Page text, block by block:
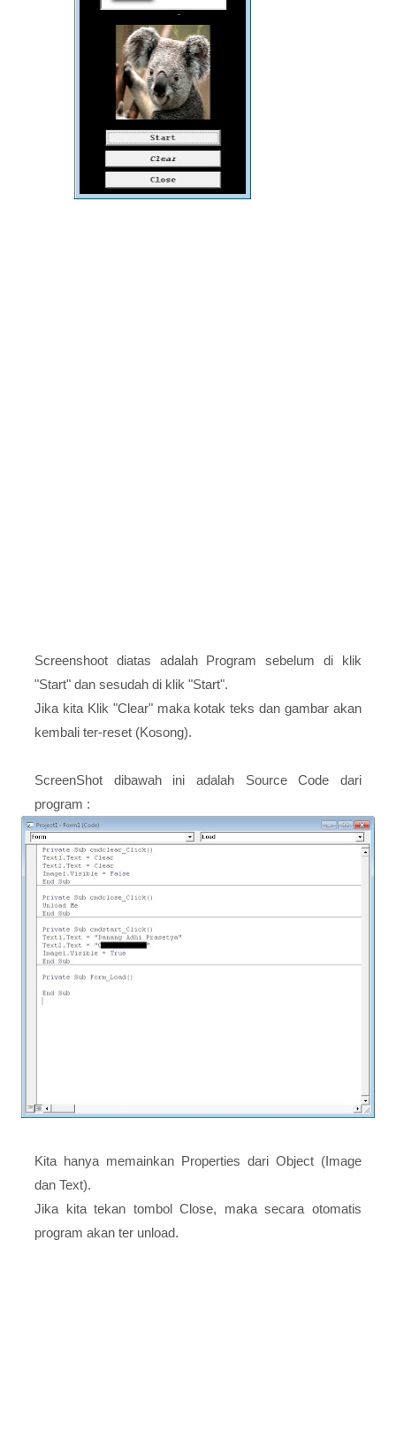
Screenshoot diatas adalah Program sebelum di klik
"Start" dan sesudah di klik "Start".
Jika kita Klik "Clear" maka kotak teks dan gambar akan
kembali ter-reset (Kosong).
ScreenShot dibawah ini adalah Source Code dari
program :
Kita hanya memainkan Properties dari Object (Image
dan Text).
Jika kita tekan tombol Close, maka secara otomatis
program akan ter unload.